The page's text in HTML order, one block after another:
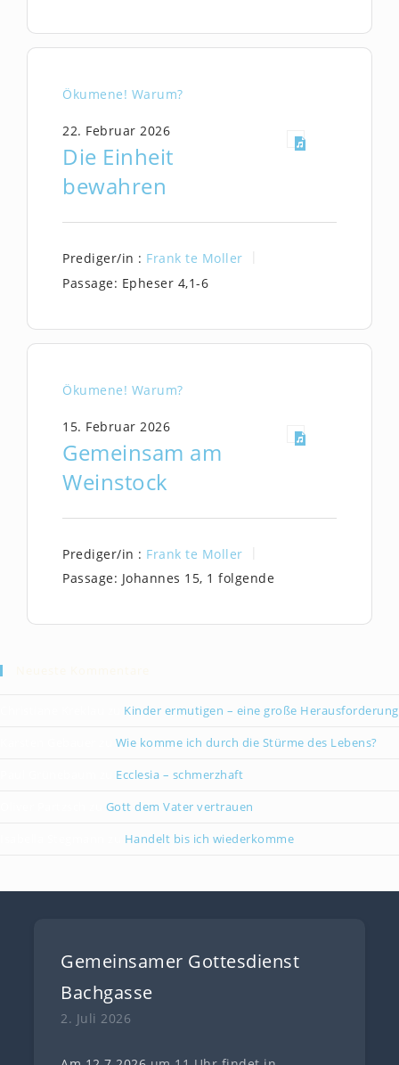
Ökumene! Warum?
Die Einheit
bewahren
22. Februar 2026
Prediger/in : Frank te Moller
Passage: Epheser 4,1-6
Ökumene! Warum?
Gemeinsam am
Weinstock
15. Februar 2026
Prediger/in : Frank te Moller
Passage: Johannes 15, 1 folgende
Kinder ermutigen – eine große Herausforderung
Wie komme ich durch die Stürme des Lebens?
Ecclesia – schmerzhaft
Gott dem Vater vertrauen
Handelt bis ich wiederkomme
Gemeinsamer Gottesdienst
Bachgasse
2. Juli 2026